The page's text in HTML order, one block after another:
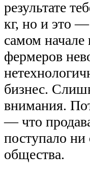
результате
кг, но и это
самом начале
фермеров
бизнес.
внимания.
— что
поступало ни
общества.